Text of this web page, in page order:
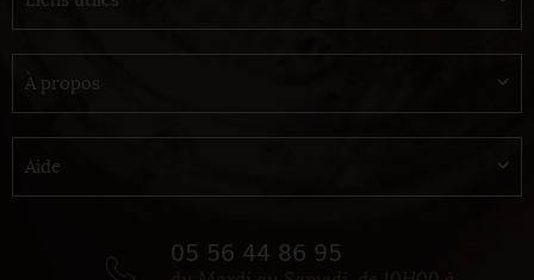
À propos
Aide
05 56 44 86 95